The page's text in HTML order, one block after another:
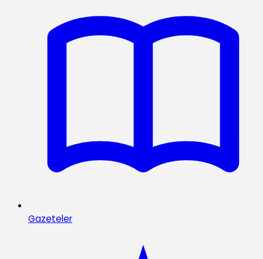
Gazeteler